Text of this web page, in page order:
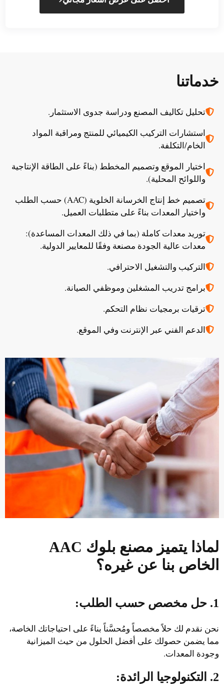
خدماتنا
تحليل تكاليف المصنع ودراسة جدوى الاستثمار.
استشارات التركيب الكيميائي للمنتج ومراقبة المواد
الخام/التكلفة.
اختيار الموقع وتصميم المخطط (بناءً على الطاقة الإنتاجية
واللوائح المحلية).
تصميم خط إنتاج الخرسانة الخلوية (AAC) حسب الطلب
واختيار المعدات بناءً على متطلبات العميل.
توريد معدات كاملة (بما في ذلك المعدات المساعدة):
معدات عالية الجودة مصنعة وفقًا للمعايير الدولية.
التركيب والتشغيل الاحترافي.
برامج تدريب المشغلين وموظفي الصيانة.
ترقيات برمجيات نظام التحكم.
الدعم الفني عبر الإنترنت وفي الموقع.
لماذا يتميز مصنع بلوك AAC
الخاص بنا عن غيره؟
1. حل مخصص حسب الطلب:
نحن نقدم لك حلاً مخصصاً ومُحسَّناً بناءً على احتياجاتك الخاصة،
مما يضمن حصولك على أفضل الحلول من حيث الميزانية
وجودة المعدات.
2. التكنولوجيا الرائدة: